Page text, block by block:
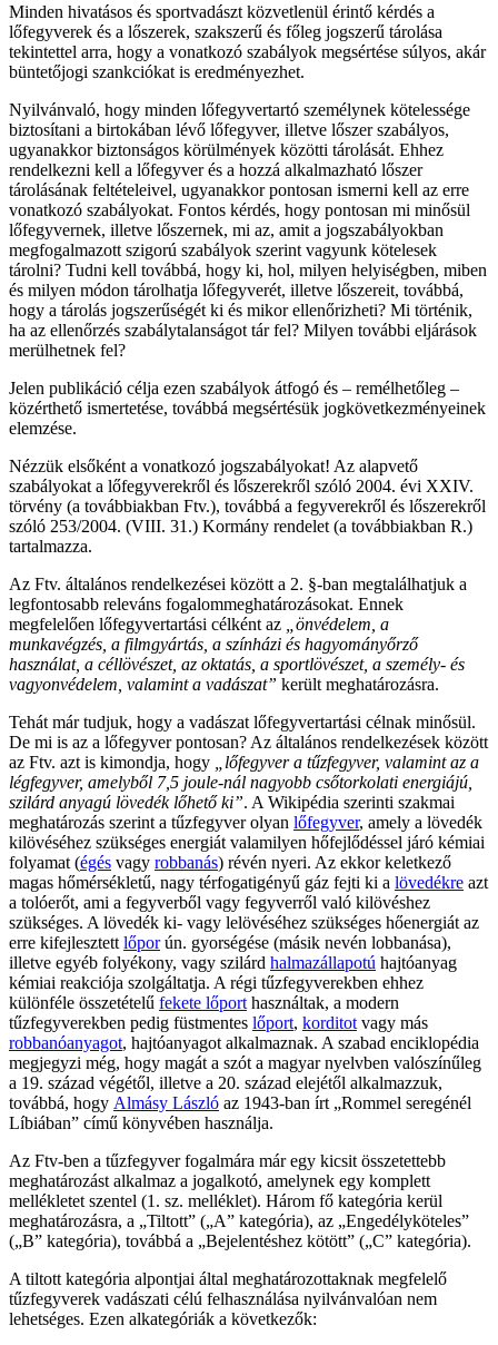
Minden hivatásos és sportvadászt közvetlenül érintő kérdés a
lőfegyverek és a lőszerek, szakszerű és főleg jogszerű tárolása
tekintettel arra, hogy a vonatkozó szabályok megsértése súlyos, akár
büntetőjogi szankciókat is eredményezhet.
Nyilvánvaló, hogy minden lőfegyvertartó személynek kötelessége
biztosítani a birtokában lévő lőfegyver, illetve lőszer szabályos,
ugyanakkor biztonságos körülmények közötti tárolását. Ehhez
rendelkezni kell a lőfegyver és a hozzá alkalmazható lőszer
tárolásának feltételeivel, ugyanakkor pontosan ismerni kell az erre
vonatkozó szabályokat. Fontos kérdés, hogy pontosan mi minősül
lőfegyvernek, illetve lőszernek, mi az, amit a jogszabályokban
megfogalmazott szigorú szabályok szerint vagyunk kötelesek
tárolni? Tudni kell továbbá, hogy ki, hol, milyen helyiségben, miben
és milyen módon tárolhatja lőfegyverét, illetve lőszereit, továbbá,
hogy a tárolás jogszerűségét ki és mikor ellenőrizheti? Mi történik,
ha az ellenőrzés szabálytalanságot tár fel? Milyen további eljárások
merülhetnek fel?
Jelen publikáció célja ezen szabályok átfogó és – remélhetőleg –
közérthető ismertetése, továbbá megsértésük jogkövetkezményeinek
elemzése.
Nézzük elsőként a vonatkozó jogszabályokat! Az alapvető
szabályokat a lőfegyverekről és lőszerekről szóló 2004. évi XXIV.
törvény (a továbbiakban Ftv.), továbbá a fegyverekről és lőszerekről
szóló 253/2004. (VIII. 31.) Kormány rendelet (a továbbiakban R.)
tartalmazza.
Az Ftv. általános rendelkezései között a 2. §-ban megtalálhatjuk a
legfontosabb releváns fogalommeghatározásokat. Ennek
megfelelően lőfegyvertartási célként az
„önvédelem, a
munkavégzés, a filmgyártás, a színházi és hagyományőrző
használat, a céllövészet, az oktatás, a sportlövészet, a személy- és
vagyonvédelem, valamint a vadászat” került meghatározásra.
Tehát már tudjuk, hogy a vadászat lőfegyvertartási célnak minősül.
De mi is az a lőfegyver pontosan? Az általános rendelkezések között
az Ftv. azt is kimondja, hogy
„lőfegyver a tűzfegyver, valamint az a
légfegyver, amelyből 7,5 joule-nál nagyobb csőtorkolati energiájú,
szilárd anyagú lövedék lőhető ki”. A Wikipédia szerinti szakmai
meghatározás szerint a tűzfegyver olyan lőfegyver, amely a lövedék
kilövéséhez szükséges energiát valamilyen hőfejlődéssel járó kémiai
folyamat (égés vagy robbanás) révén nyeri. Az ekkor keletkező
magas hőmérsékletű, nagy térfogatigényű gáz fejti ki a lövedékre azt
a tolóerőt, ami a fegyverből vagy fegyverről való kilövéshez
szükséges. A lövedék ki- vagy lelövéséhez szükséges hőenergiát az
erre kifejlesztett lőporún. gyorségése (másik nevén lobbanása),
illetve egyéb folyékony, vagy szilárd halmazállapotú hajtóanyag
kémiai reakciója szolgáltatja. A régi tűzfegyverekben ehhez
különféle összetételű fekete lőport használtak, a modern
tűzfegyverekben pedig füstmentes lőport, korditot vagy más
robbanóanyagot, hajtóanyagot alkalmaznak. A szabad enciklopédia
megjegyzi még, hogy magát a szót a magyar nyelvben valószínűleg
a 19. század végétől, illetve a 20. század elejétől alkalmazzuk,
továbbá, hogy Almásy László az 1943-ban írt „Rommel seregénél
Líbiában” című könyvében használja.
Az Ftv-ben a tűzfegyver fogalmára már egy kicsit összetettebb
meghatározást alkalmaz a jogalkotó, amelynek egy komplett
mellékletet szentel (1. sz. melléklet). Három fő kategória kerül
meghatározásra, a „Tiltott” („A” kategória), az „Engedélyköteles”
(„B” kategória), továbbá a „Bejelentéshez kötött” („C” kategória).
A tiltott kategória alpontjai által meghatározottaknak megfelelő
tűzfegyverek vadászati célú felhasználása nyilvánvalóan nem
lehetséges. Ezen alkategóriák a következők: